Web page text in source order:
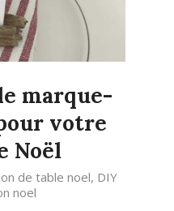
marque-
votre
Noël
de table noel, DIY
noel